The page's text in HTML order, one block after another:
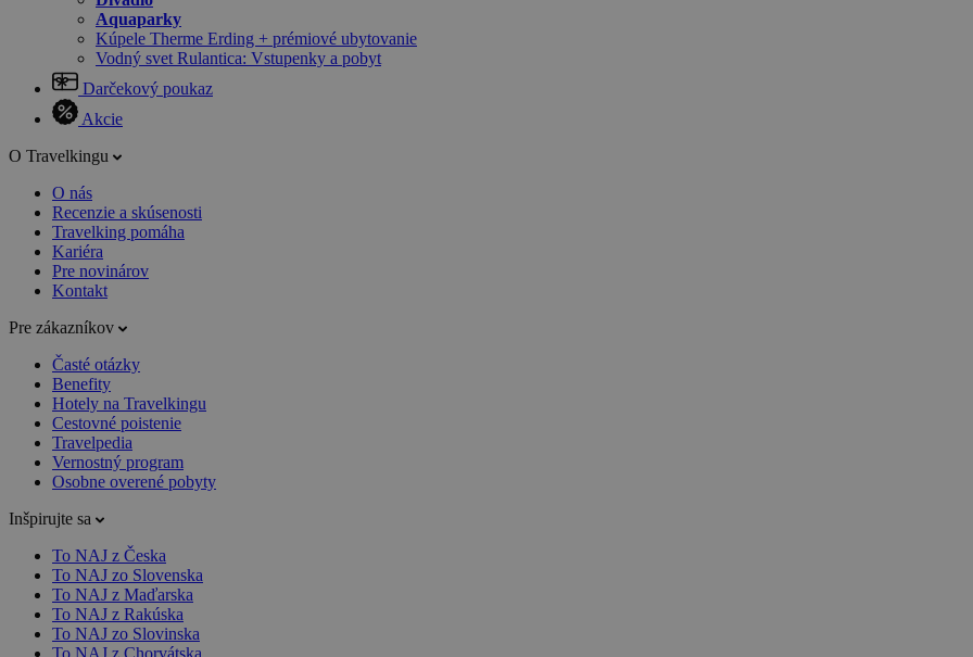
Aquaparky
Kúpele Therme Erding + prémiové ubytovanie
Vodný svet Rulantica: Vstupenky a pobyt
Darčekový poukaz
Akcie
O Travelkingu
O nás
Recenzie a skúsenosti
Travelking pomáha
Kariéra
Pre novinárov
Kontakt
Pre zákazníkov
Časté otázky
Benefity
Hotely na Travelkingu
Cestovné poistenie
Travelpedia
Vernostný program
Osobne overené pobyty
Inšpirujte sa
To NAJ z Česka
To NAJ zo Slovenska
To NAJ z Maďarska
To NAJ z Rakúska
To NAJ zo Slovinska
To NAJ z Chorvátska